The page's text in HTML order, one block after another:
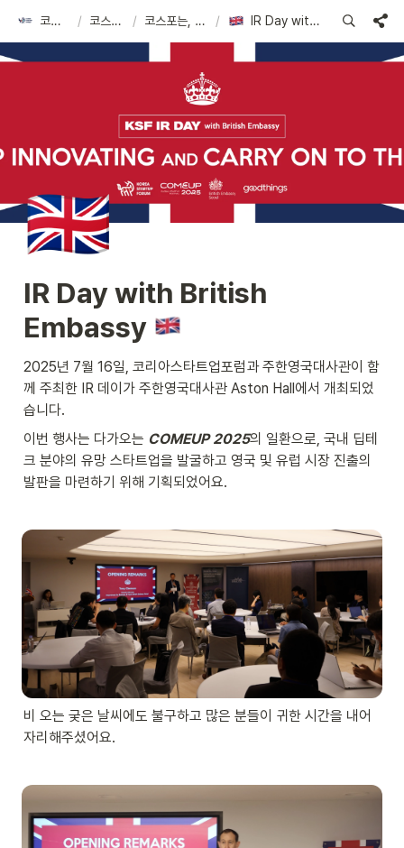
코리아스타트업포럼 / 코스포 아카이브 / 코스포는, 스타트업의 만남의 장을 열어요! / IR Day with British Embassy 🇬🇧
🇬🇧
IR Day with British
Embassy
2025년 7월 16일, 코리아스타트업포럼과 주한영국대사관이 함
께 주최한 IR 데이가 주한영국대사관 Aston Hall에서 개최되었
습니다.
이번 행사는 다가오는 COMEUP 2025의 일환으로, 국내 딥테
크 분야의 유망 스타트업을 발굴하고 영국 및 유럽 시장 진출의
발판을 마련하기 위해 기획되었어요.
비 오는 궂은 날씨에도 불구하고 많은 분들이 귀한 시간을 내어
자리해주셨어요.